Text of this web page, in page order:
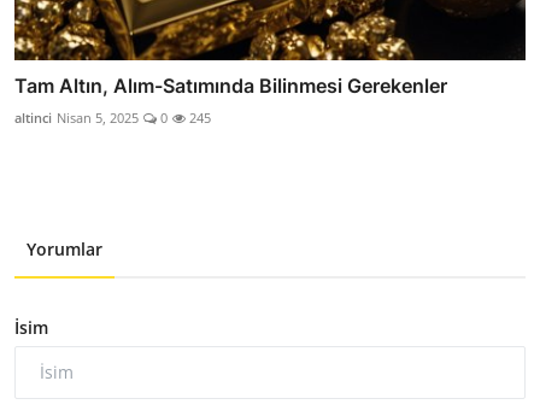
Tam Altın, Alım-Satımında Bilinmesi Gerekenler
altinci Nisan 5, 2025 0 245
Yorumlar
İsim